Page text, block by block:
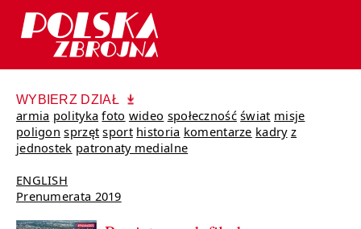
WYBIERZ DZIAŁ
armia polityka foto wideo społeczność świat misje
poligon sprzęt sport historia komentarze kadry z
jednostek patronaty medialne
ENGLISH
Prenumerata 2019